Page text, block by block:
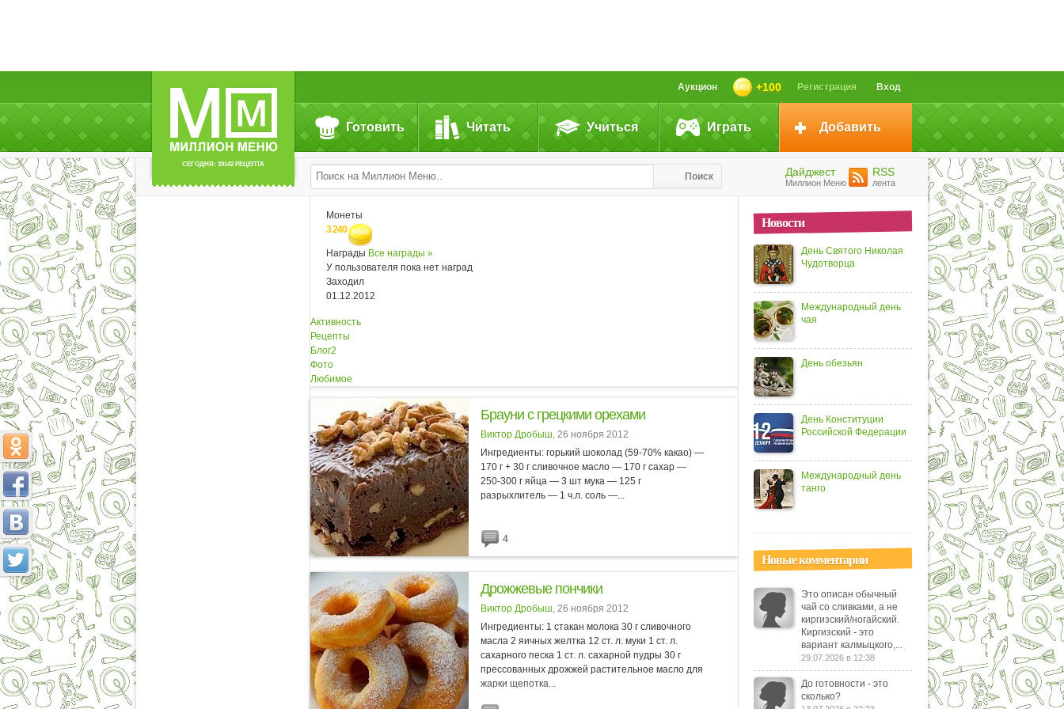
СЕГОДНЯ: 39142 РЕЦЕПТА
Вход
Регистрация
+100
Аукцион
Готовить Читать Учиться Играть Добавить
Поиск Дайджест
Миллион Меню
RSS
лента
Монеты
3 240
Награды Все награды »
У пользователя пока нет наград
Заходил
01.12.2012
Активность
Рецепты
Блог2
Фото
Любимое
Брауни с грецкими орехами
Виктор Дробыш, 26 ноября 2012
Ингредиенты: горький шоколад (59-70% какао) —
170 г + 30 г сливочное масло — 170 г сахар —
250-300 г яйца — 3 шт мука — 125 г
разрыхлитель — 1 ч.л. соль —...
4
Дрожжевые пончики
Виктор Дробыш, 26 ноября 2012
Ингредиенты: 1 стакан молока 30 г сливочного
масла 2 яичных желтка 12 ст. л. муки 1 ст. л.
сахарного песка 1 ст. л. сахарной пудры 30 г
прессованных дрожжей растительное масло для
жарки щепотка...
Новости
День Святого Николая
Чудотворца
Международный день
чая
День обезьян
День Конституции
Российской Федерации
Международный день
танго
Новые комментарии
Это описан обычный
чай со сливками, а не
киргизский/ногайский.
Киргизский - это
вариант калмыцкого,...
29.07.2026 в 12:38
До готовности - это
сколько?